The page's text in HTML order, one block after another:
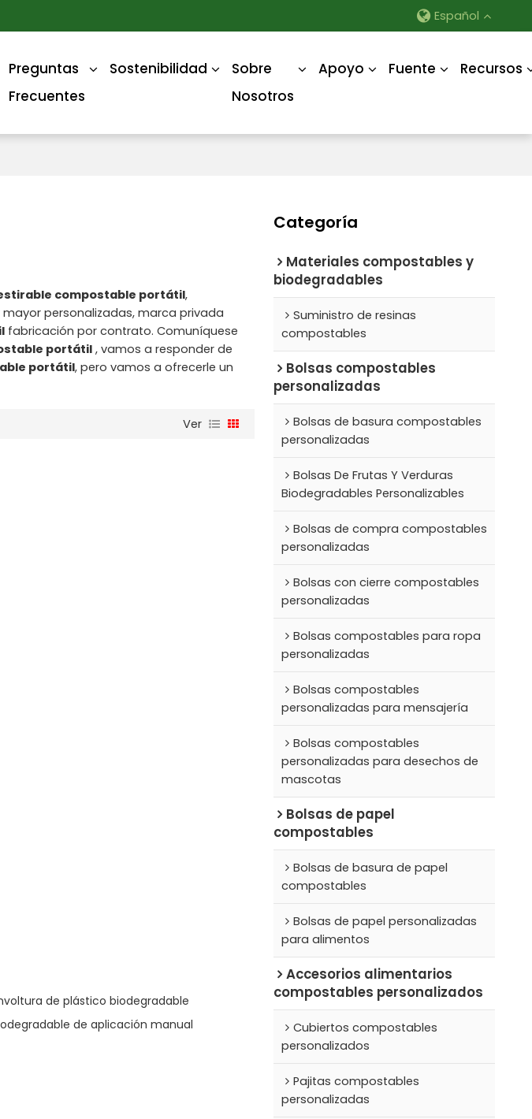
Español
Preguntas
Frecuentes
Sostenibilidad
Sobre
Nosotros
Apoyo Fuente Recursos
compostable portátil,
personalizadas, marca privada
fabricación por contrato. Comuníquese
portátil, vamos a responder de
portátil, pero vamos a ofrecerle un
Ver
de plástico biodegradable
de aplicación manual
Categoría
Materiales compostables y
biodegradables
Suministro de resinas
compostables
Bolsas compostables
personalizadas
Bolsas de basura compostables
personalizadas
Bolsas De Frutas Y Verduras
Biodegradables Personalizables
Bolsas de compra compostables
personalizadas
Bolsas con cierre compostables
personalizadas
Bolsas compostables para ropa
personalizadas
Bolsas compostables
personalizadas para mensajería
Bolsas compostables
personalizadas para desechos de
mascotas
Bolsas de papel
compostables
Bolsas de basura de papel
compostables
Bolsas de papel personalizadas
para alimentos
Accesorios alimentarios
compostables personalizados
Cubiertos compostables
personalizados
Pajitas compostables
personalizadas